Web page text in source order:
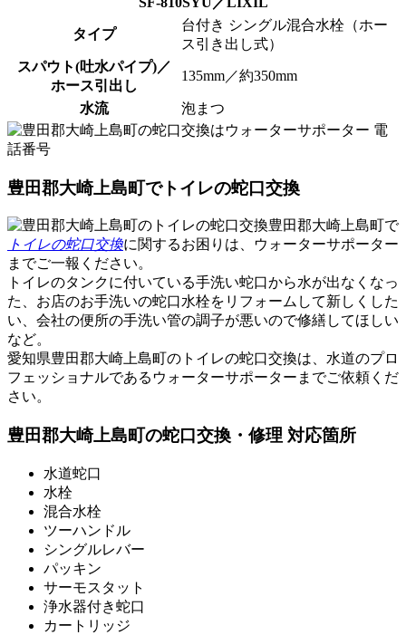
タイプ
台付き シングル混合水栓（ホー
ス引き出し式）
スパウト(吐水パイプ)／
ホース引出し
135mm／約350mm
水流 泡まつ
豊田郡大崎上島町でトイレの蛇口交換
豊田郡大崎上島町で
トイレの蛇口交換に関するお困りは、ウォーターサポーター
までご一報ください。
トイレのタンクに付いている手洗い蛇口から水が出なくなっ
た、お店のお手洗いの蛇口水栓をリフォームして新しくした
い、会社の便所の手洗い管の調子が悪いので修繕してほしい
など。
愛知県豊田郡大崎上島町の トイレの蛇口交換は、水道のプロ
フェッショナルであるウォーターサポーターまでご依頼くだ
さい。
豊田郡大崎上島町の蛇口交換・修理 対応箇所
水道蛇口
水栓
混合水栓
ツーハンドル
シングルレバー
パッキン
サーモスタット
浄水器付き蛇口
カートリッジ